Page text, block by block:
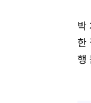
박
한
행